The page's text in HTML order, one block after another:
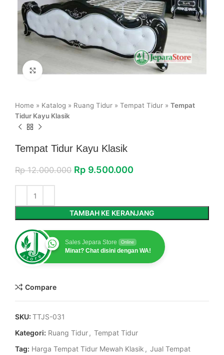
Home » Katalog » Ruang Tidur » Tempat Tidur » Tempat
Tidur Kayu Klasik
Tempat Tidur Kayu Klasik
Rp12.000.000 Rp 9.500.000
TAMBAH KE KERANJANG
Sales Jepara Store Online
Minat? Chat disini dengan WA!
Compare
SKU: TTJS-031
Kategori: Ruang Tidur, Tempat Tidur
Tag: Harga Tempat Tidur Mewah Klasik , Jual Tempat